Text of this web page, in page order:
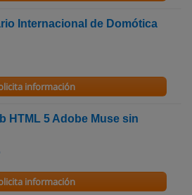
Internacional de Domótica
información
HTML 5 Adobe Muse sin
información